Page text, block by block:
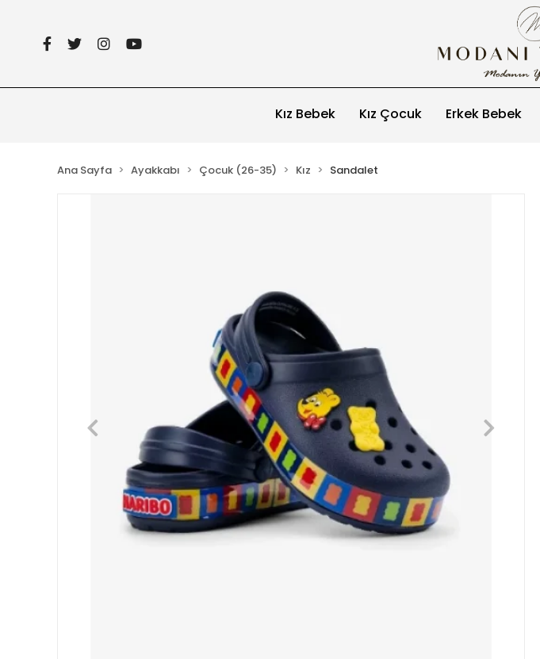
Kız Bebek Kız Çocuk Erkek Bebek
Ana Sayfa Ayakkabı Çocuk (26-35) Kız Sandalet